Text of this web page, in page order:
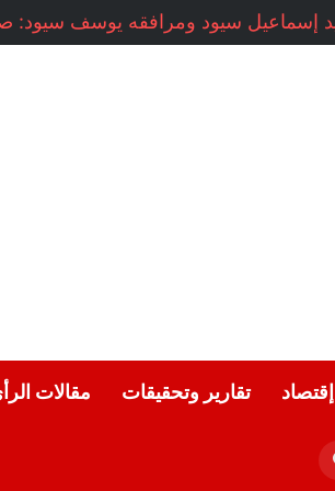
إقتصاد تقارير وتحقيقات مقالات
بحث